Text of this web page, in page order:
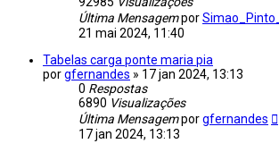
Última Mensagempor
21 mai 2024, 11:40
Tabelas carga ponte maria pia
porgfernandes » 17 jan 2024, 13:13
0 Respostas
6890 Visualizações
Última Mensagemporgfernandes
17 jan 2024, 13:13